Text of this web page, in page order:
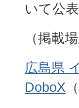
いて公
（掲載場
広島県
DoboX